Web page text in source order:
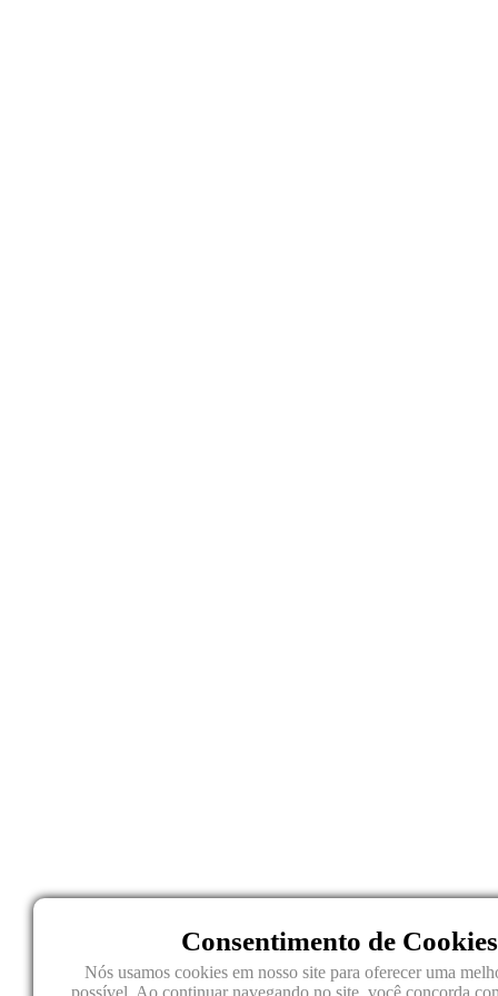
Consentimento de Cookies
Nós usamos cookies em nosso site para oferecer uma
possível. Ao continuar navegando no site, você concorda